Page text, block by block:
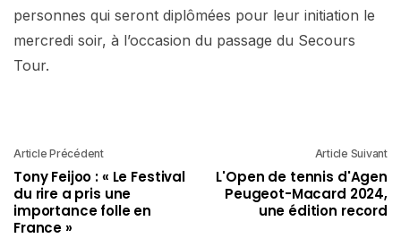
personnes qui seront diplômées pour leur initiation le
mercredi soir, à l’occasion du passage du Secours
Tour.
Article Précédent
Tony Feijoo : « Le Festival
du rire a pris une
importance folle en
France »
Article Suivant
L'Open de tennis d'Agen
Peugeot-Macard 2024,
une édition record